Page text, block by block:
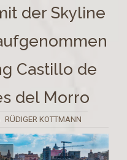
der Skyline
Castillo de
del Morro
RÜDIGER KOTTMANN